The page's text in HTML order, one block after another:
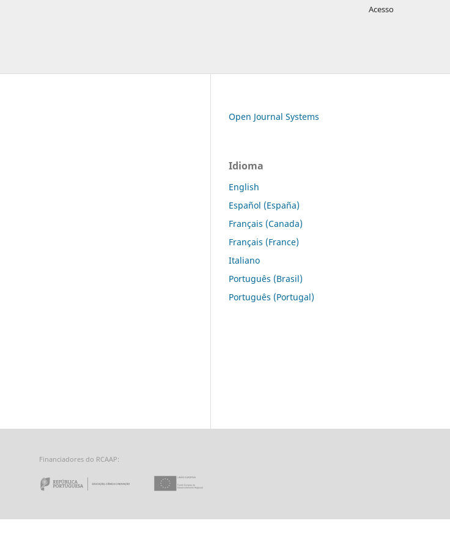
Acesso
Open Journal Systems
Idioma
English
Español (España)
Français (Canada)
Français (France)
Italiano
Português (Brasil)
Português (Portugal)
para a Computação Científica Nacional
Financiadores do RCAAP:
República Portuguesa · Ministério da Ciência, Tecnologia e Ensino